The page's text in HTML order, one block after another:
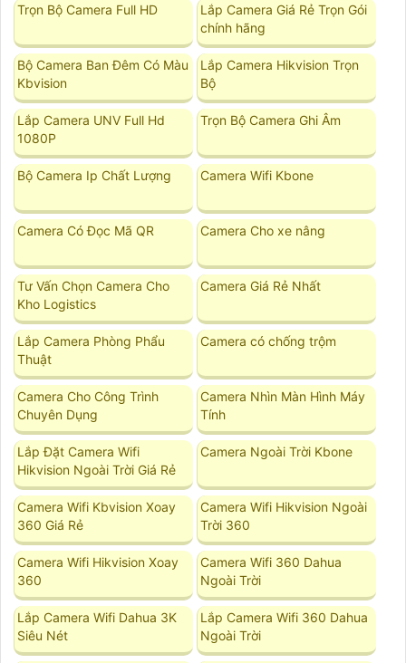
Trọn Bộ Camera Full HD
Lắp Camera Giá Rẻ Trọn Gói
chính hãng
Bộ Camera Ban Đêm Có Màu
Kbvision
Lắp Camera Hikvision Trọn
Bộ
Lắp Camera UNV Full Hd
1080P
Trọn Bộ Camera Ghi Âm
Bộ Camera Ip Chất Lượng Camera Wifi Kbone
Camera Có Đọc Mã QR Camera Cho xe nâng
Tư Vấn Chọn Camera Cho
Kho Logistics
Camera Giá Rẻ Nhất
Lắp Camera Phòng Phẩu
Thuật
Camera có chống trộm
Camera Cho Công Trình
Chuyên Dụng
Camera Nhìn Màn Hình Máy
Tính
Lắp Đặt Camera Wifi
Hikvision Ngoài Trời Giá Rẻ
Camera Ngoài Trời Kbone
Camera Wifi Kbvision Xoay
360 Giá Rẻ
Camera Wifi Hikvision Ngoài
Trời 360
Camera Wifi Hikvision Xoay
360
Camera Wifi 360 Dahua
Ngoài Trời
Lắp Camera Wifi Dahua 3K
Siêu Nét
Lắp Camera Wifi 360 Dahua
Ngoài Trời